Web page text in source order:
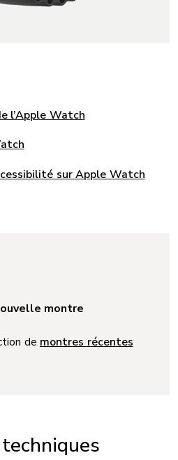
l’Apple Watch
sur Apple Watch
montre
de montres récentes